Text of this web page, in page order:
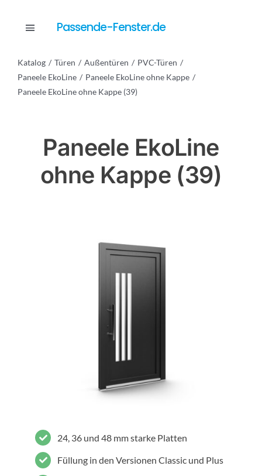
Toggle
Katalog
Anfrage
Passende-Fenster.de
Katalog Türen Außentüren
PVC-Türen
Paneele EkoLine
Paneele EkoLine ohne Kappe
Paneele EkoLine ohne Kappe (39)
Paneele EkoLine
ohne Kappe (39)
24, 36 und 48 mm starke Platten
Füllung in den Versionen Classic und Plus